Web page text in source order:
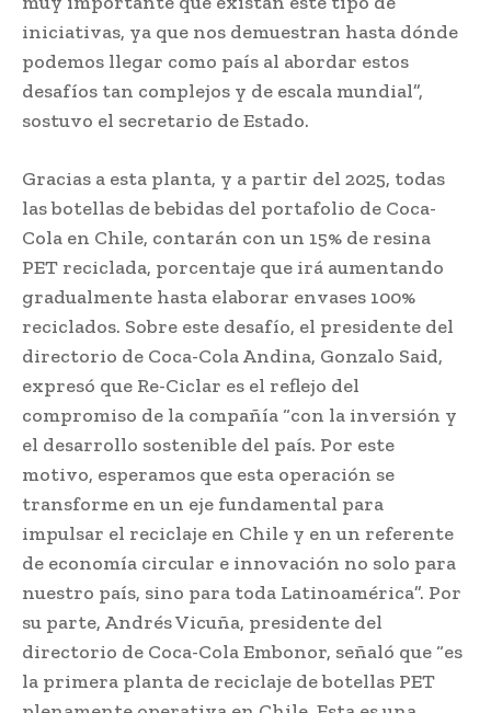
iniciativas, ya que nos demuestran hasta dónde
podemos llegar como país al abordar estos
desafíos tan complejos y de escala mundial”,
sostuvo el secretario de Estado.
Gracias a esta planta, y a partir del 2025, todas
las botellas de bebidas del portafolio de Coca-
Cola en Chile, contarán con un 15% de resina
PET reciclada, porcentaje que irá aumentando
gradualmente hasta elaborar envases 100%
reciclados. Sobre este desafío, el presidente del
directorio de Coca-Cola Andina, Gonzalo Said,
expresó que Re-Ciclar es el reflejo del
compromiso de la compañía “con la inversión y
el desarrollo sostenible del país. Por este
motivo, esperamos que esta operación se
transforme en un eje fundamental para
impulsar el reciclaje en Chile y en un referente
de economía circular e innovación no solo para
nuestro país, sino para toda Latinoamérica”. Por
su parte, Andrés Vicuña, presidente del
directorio de Coca-Cola Embonor, señaló que “es
la primera planta de reciclaje de botellas PET